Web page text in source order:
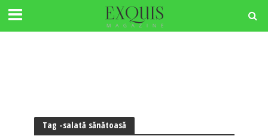
Tag -salată sănătoasă